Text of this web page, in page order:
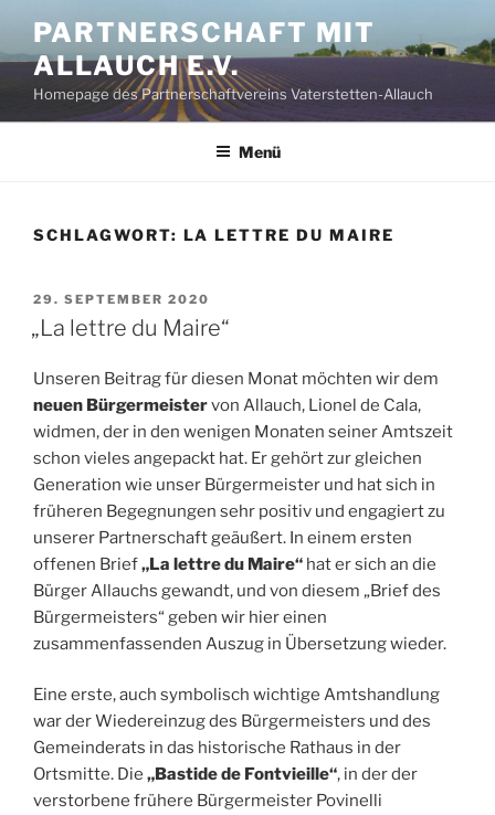
Inhalt
springen
PARTNERSCHAFT MIT
ALLAUCH E.V.
Homepage des Partnerschaftvereins Vaterstetten-Allauch
Menü
SCHLAGWORT: LA LETTRE DU MAIRE
VERÖFFENTLICHT
AM
29. SEPTEMBER 2020
„La lettre du Maire“
Unseren Beitrag für diesen Monat möchten wir dem
neuen Bürgermeistervon Allauch, Lionel de Cala,
widmen, der in den wenigen Monaten seiner Amtszeit
schon vieles angepackt hat. Er gehört zur gleichen
Generation wie unser Bürgermeister und hat sich in
früheren Begegnungen sehr positiv und engagiert zu
unserer Partnerschaft geäußert. In einem ersten
offenen Brief„La lettre du Maire“ hat er sich an die
Bürger Allauchs gewandt, und von diesem „Brief des
Bürgermeisters“ geben wir hier einen
zusammenfassenden Auszug in Übersetzung wieder.
Eine erste, auch symbolisch wichtige Amtshandlung
war der Wiedereinzug des Bürgermeisters und des
Gemeinderats in das historische Rathaus in der
Ortsmitte. Die „Bastide de Fontvieille“, in der der
verstorbene frühere Bürgermeister Povinelli